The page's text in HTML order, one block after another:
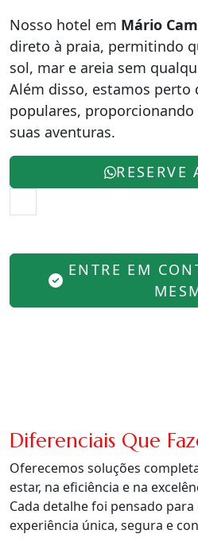
Nosso hotel em Mário
direto à praia, permitindo
sol, mar e areia sem
Além disso, estamos perto
populares,
suas aventuras.
RESERVE
ENTRE EM
Diferenciais Que
Oferecemos soluções
estar, na eficiência e na
Cada detalhe foi pensado
experiência única, segura e